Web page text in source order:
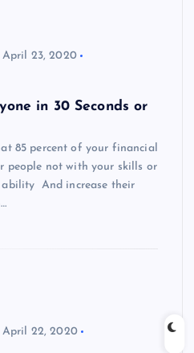
April 23, 2020
in 30 Seconds or
85 percent of your financial
people not with your skills or
And increase their
April 22, 2020